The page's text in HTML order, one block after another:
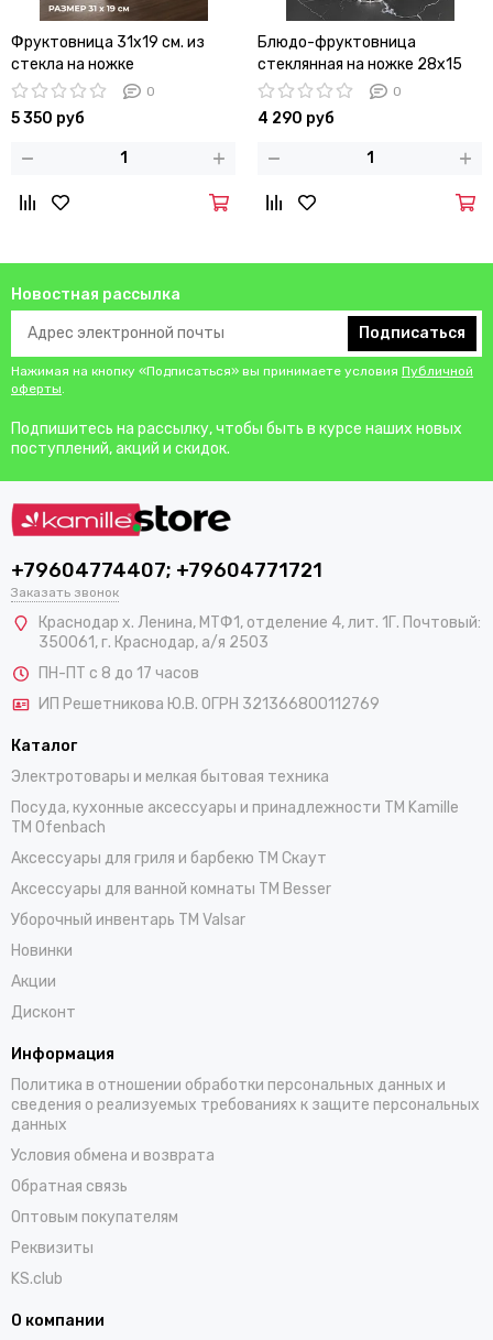
Фруктовница 31х19 см. из
стекла на ножке
0
5 350 руб
Блюдо-фруктовница
стеклянная на ножке 28х15
см.
0
4 290 руб
Новостная рассылка
Подписаться
Нажимая на кнопку «Подписаться» вы принимаете условия Публичной
оферты.
Подпишитесь на рассылку, чтобы быть в курсе наших новых
поступлений, акций и скидок.
+79604774407; +79604771721
Заказать звонок
Краснодар х. Ленина, МТФ1, отделение 4, лит. 1Г. Почтовый:
350061, г. Краснодар, а/я 2503
ПН-ПТ с 8 до 17 часов
ИП Решетникова Ю.В. ОГРН 321366800112769
Каталог
Электротовары и мелкая бытовая техника
Посуда, кухонные аксессуары и принадлежности TM Kamille
TM Ofenbach
Аксессуары для гриля и барбекю TM Скаут
Аксессуары для ванной комнаты TM Besser
Уборочный инвентарь TM Valsar
Новинки
Акции
Дисконт
Информация
Политика в отношении обработки персональных данных и
сведения о реализуемых требованиях к защите персональных
данных
Условия обмена и возврата
Обратная связь
Оптовым покупателям
Реквизиты
KS.club
О компании